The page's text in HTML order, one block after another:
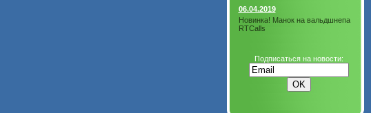
06.04.2019
Новинка! Манок на вальдшнепа
RTCalls
Подписаться на новости: